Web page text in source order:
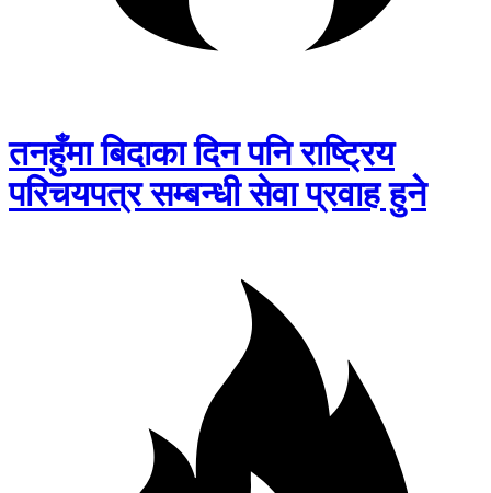
तनहुँमा बिदाका दिन पनि राष्ट्रिय
परिचयपत्र सम्बन्धी सेवा प्रवाह हुने